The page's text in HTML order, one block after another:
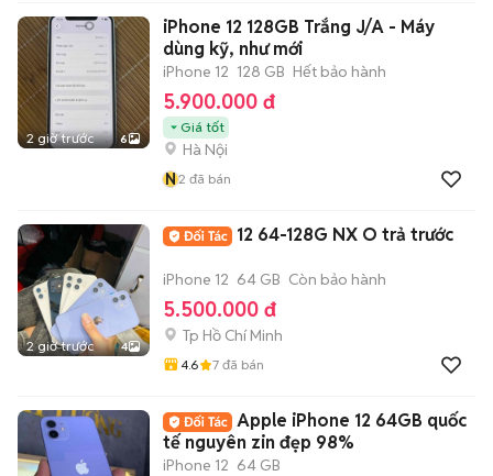
2 giờ trước 6
iPhone 12 128GB Trắng J/A - Máy
dùng kỹ, như mới
iPhone 12 128 GB Hết bảo hành
5.900.000 đ
Giá tốt
Hà Nội
N2 đã bán
2 giờ trước 4
12 64-128G NX O trả trước
iPhone 12 64 GB Còn bảo hành
5.500.000 đ
Tp Hồ Chí Minh
4.6 7 đã bán
Apple iPhone 12 64GB quốc
tế nguyên zin đẹp 98%
iPhone 12 64 GB